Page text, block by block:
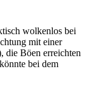
wolkenlos bei
mit einer
die Böen erreichten
bei dem